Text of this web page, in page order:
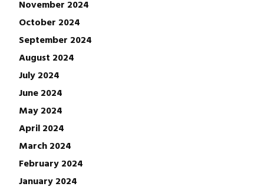
November 2024
October 2024
September 2024
August 2024
July 2024
June 2024
May 2024
April 2024
March 2024
February 2024
January 2024